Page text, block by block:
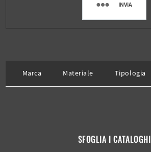
INVIA
Marca Materiale Tipologia
SFOGLIA I CATALOGHI